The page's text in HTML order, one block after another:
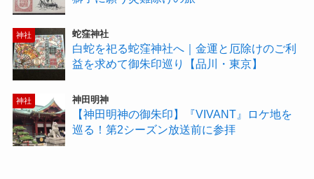
神社 蛇窪神社
白蛇を祀る蛇窪神社へ｜金運と厄除けのご利
益を求めて御朱印巡り【品川・東京】
神社 神田明神
【神田明神の御朱印】『VIVANT』ロケ地を
巡る！第2シーズン放送前に参拝